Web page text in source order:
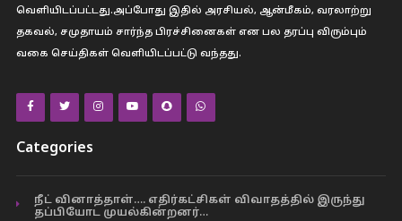
வெளியிடப்பட்டது.அப்போது இதில் அரசியல், ஆன்மீகம், வரலாற்று
தகவல், சமுதாயம் சார்ந்த பிரச்சினைகள் என பல தரப்பு விரும்பும்
வகை செய்திகள் வெளியிடப்பட்டு வந்தது.
Categories
நீட் வினாத்தாள்…. எதிர்கட்சிகள் விவாதத்தில் இருந்து
தப்பியோட முயல்கின்றனர்…